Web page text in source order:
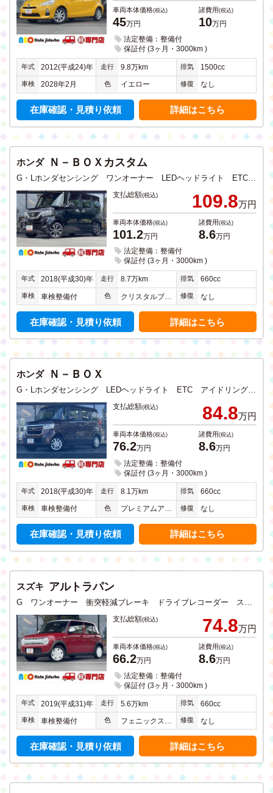
車両本体価格(税込)
45万円
諸費用(税込)
10万円
法定整備：整備付
保証付 (3ヶ月・3000km )
年式 2012(平成24)年 走行 9.8万km 排気 1500cc
車検 2028年2月 色 イエロー 修復 なし
在庫確認・見積り依頼 詳細はこちら
ホンダ Ｎ－ＢＯＸカスタム
支払総額(税込) 109.8万円
車両本体価格(税込)
101.2万円
諸費用(税込)
8.6万円
法定整備：整備付
保証付 (3ヶ月・3000km )
年式 2018(平成30)年 走行 8.7万km 排気 660cc
車検 車検整備付 色 クリスタルブラックパール 修復 なし
在庫確認・見積り依頼 詳細はこちら
ホンダ Ｎ－ＢＯＸ
G・Lホンダセンシング LEDヘッドライト ETC アイドリングストップ 衝突軽減ブレーキ 車線逸脱警報装置 CD DVD フルセグTV ナビ Bluetooth USB入力 バックカメラ ステリモ 左側電動両側スライドドア
支払総額(税込) 84.8万円
車両本体価格(税込)
76.2万円
諸費用(税込)
8.6万円
法定整備：整備付
保証付 (3ヶ月・3000km )
年式 2018(平成30)年 走行 8.1万km 排気 660cc
車検 車検整備付 色 プレミアムアガットブラウンパール 修復 なし
在庫確認・見積り依頼 詳細はこちら
スズキ アルトラパン
支払総額(税込) 74.8万円
車両本体価格(税込)
66.2万円
諸費用(税込)
8.6万円
法定整備：整備付
保証付 (3ヶ月・3000km )
年式 2019(平成31)年 走行 5.6万km 排気 660cc
車検 車検整備付 色 修復 なし
在庫確認・見積り依頼 詳細はこちら